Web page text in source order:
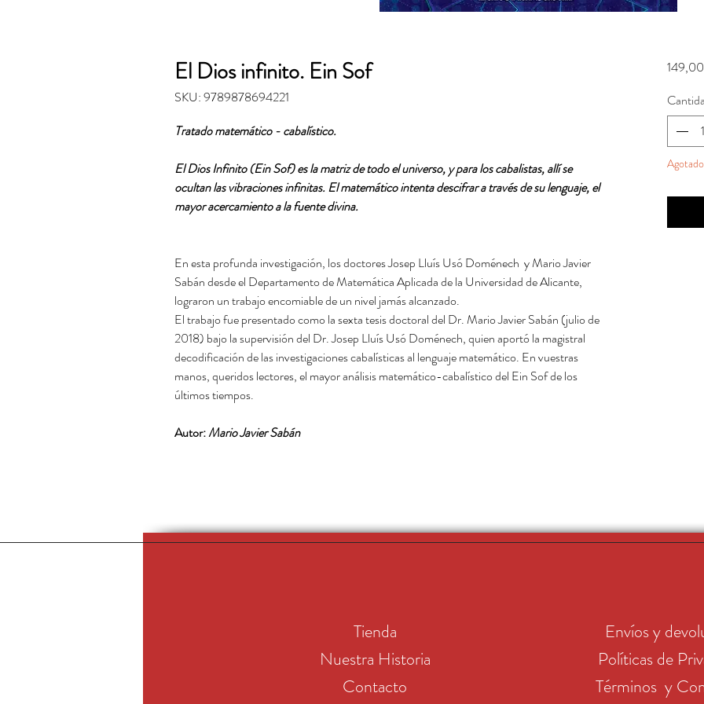
El Dios infinito. Ein Sof
SKU: 9789878694221
Tratado matemático - cabalístico.
El Dios Infinito (Ein Sof) es la matriz de todo el universo, y para los cabalistas, allí se
ocultan las vibraciones infinitas. El matemático intenta descifrar a través de su lenguaje, el
mayor acercamiento a la fuente divina.
En esta profunda investigación, los doctores Josep Lluís Usó Doménech y Mario Javier
Sabán desde el Departamento de Matemática Aplicada de la Universidad de Alicante,
lograron un trabajo encomiable de un nivel jamás alcanzado.
El trabajo fue presentado como la sexta tesis doctoral del Dr. Mario Javier Sabán (julio de
2018) bajo la supervisión del Dr. Josep Lluís Usó Doménech, quien aportó la magistral
decodificación de las investigaciones cabalísticas al lenguaje matemático. En vuestras
manos, queridos lectores, el mayor análisis matemático-cabalístico del Ein Sof de los
últimos tiempos.
Autor:Mario Javier Sabán
Agotado
Tienda
Nuestra Historia
Contacto
Envíos y
Políticas de
Términos y